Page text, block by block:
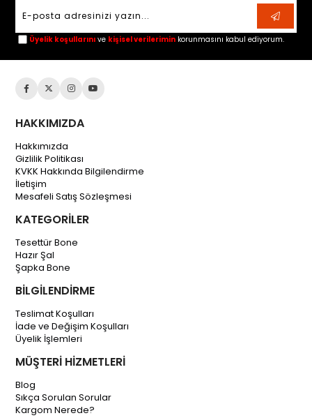
Üyelik koşullarını ve kişisel verilerimin korunmasını kabul ediyorum.
HAKKIMIZDA
Hakkımızda
Gizlilik Politikası
KVKK Hakkında Bilgilendirme
İletişim
Mesafeli Satış Sözleşmesi
KATEGORİLER
Tesettür Bone
Hazır Şal
Şapka Bone
BİLGİLENDİRME
Teslimat Koşulları
İade ve Değişim Koşulları
Üyelik İşlemleri
MÜŞTERİ HİZMETLERİ
Blog
Sıkça Sorulan Sorular
Kargom Nerede?